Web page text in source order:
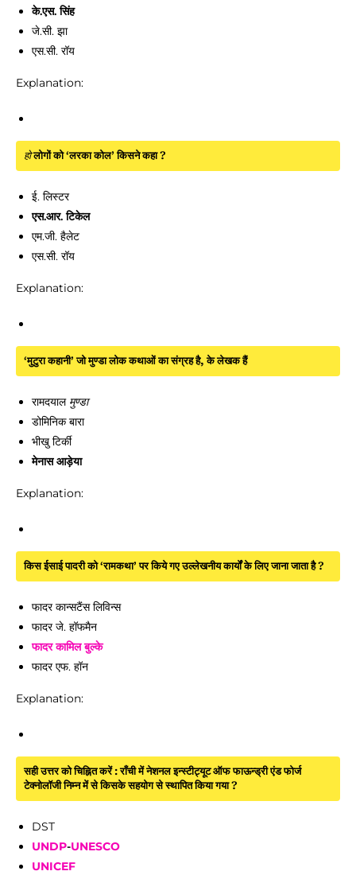
के.एस. सिंह
जे.सी. झा
एस.सी. रॉय
Explanation:
होलोगों को ‘लरका कोल’ किसने कहा ?
ई. लिस्टर
एस.आर. टिकेल
एम.जी. हैलेट
एस.सी. रॉय
Explanation:
‘मुटुरा कहानी’ जो मुण्डा लोक कथाओं का संग्रह है, के लेखक हैं
रामदयाल मुण्डा
डोमिनिक बारा
भीखु टिर्की
मेनास आड़ेया
Explanation:
किस ईसाई पादरी को ‘रामकथा’ पर किये गए उल्लेखनीय कार्यों के लिए जाना जाता है ?
फादर कान्सटैंस लिविन्स
फादर जे. हॉफमैन
फादर कामिल बुल्के
फादर एफ. हॉन
Explanation:
सही उत्तर को चिह्नित करें : राँची में नेशनल इन्स्टीट्यूट ऑफ फाऊन्ड्री एंड फोर्ज
टेक्नोलॉजी निम्न में से किसके सहयोग से स्थापित किया गया ?
DST
UNDP-UNESCO
UNICEF